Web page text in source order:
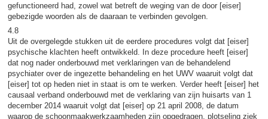
gefunctioneerd had, zowel wat betreft de weging van de door [eiser]
gebezigde woorden als de daaraan te verbinden gevolgen.
4.8
Uit de overgelegde stukken uit de eerdere procedures volgt dat [eiser]
psychische klachten heeft ontwikkeld. In deze procedure heeft [eiser]
dat nog nader onderbouwd met verklaringen van de behandelend
psychiater over de ingezette behandeling en het UWV waaruit volgt dat
[eiser] tot op heden niet in staat is om te werken. Verder heeft [eiser] het
causaal verband onderbouwd met de verklaring van zijn huisarts van 1
december 2014 waaruit volgt dat [eiser] op 21 april 2008, de datum
waarop de schoonmaakwerkzaamheden zijn opgedragen, plotseling ziek